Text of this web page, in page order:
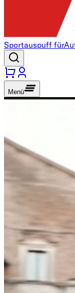
Sportauspuff für
Menü